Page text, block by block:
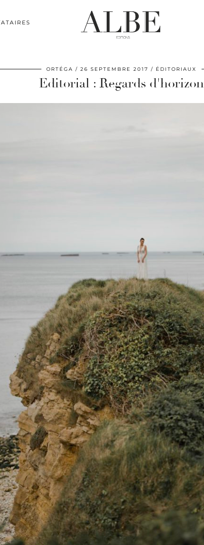
ORTÉGA 26 SEPTEMBRE 2017 ÉDITORIAUX
Editorial : Regards d'horizon